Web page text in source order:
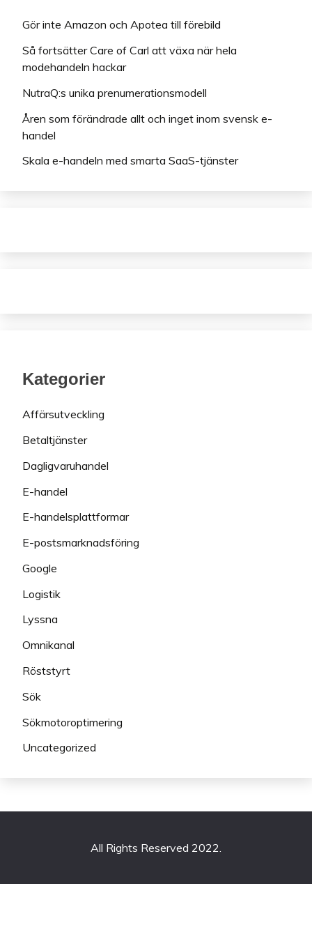
Gör inte Amazon och Apotea till förebild
Så fortsätter Care of Carl att växa när hela
modehandeln hackar
NutraQ:s unika prenumerationsmodell
Åren som förändrade allt och inget inom svensk e-
handel
Skala e-handeln med smarta SaaS-tjänster
Kategorier
Affärsutveckling
Betaltjänster
Dagligvaruhandel
E-handel
E-handelsplattformar
E-postsmarknadsföring
Google
Logistik
Lyssna
Omnikanal
Röststyrt
Sök
Sökmotoroptimering
Uncategorized
All Rights Reserved 2022.